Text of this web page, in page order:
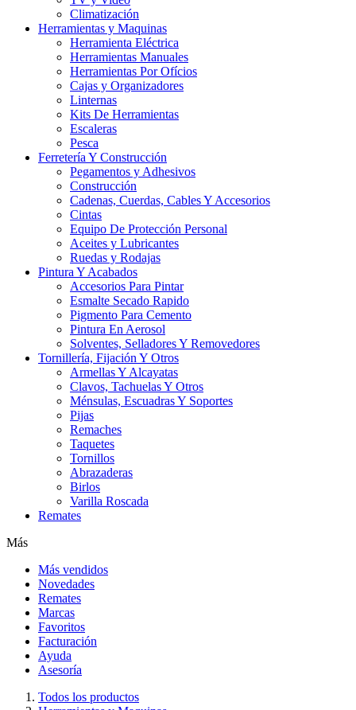
Climatización
Herramientas y Maquinas
Herramienta Eléctrica
Herramientas Manuales
Herramientas Por Ofícios
Cajas y Organizadores
Linternas
Kits De Herramientas
Escaleras
Pesca
Ferretería Y Construcción
Pegamentos y Adhesivos
Construcción
Cadenas, Cuerdas, Cables Y Accesorios
Cintas
Equipo De Protección Personal
Aceites y Lubricantes
Ruedas y Rodajas
Pintura Y Acabados
Accesorios Para Pintar
Esmalte Secado Rapido
Pigmento Para Cemento
Pintura En Aerosol
Solventes, Selladores Y Removedores
Tornillería, Fijación Y Otros
Armellas Y Alcayatas
Clavos, Tachuelas Y Otros
Ménsulas, Escuadras Y Soportes
Pijas
Remaches
Taquetes
Tornillos
Abrazaderas
Birlos
Varilla Roscada
Remates
Más
Más vendidos
Novedades
Remates
Marcas
Favoritos
Facturación
Ayuda
Asesoría
Todos los productos